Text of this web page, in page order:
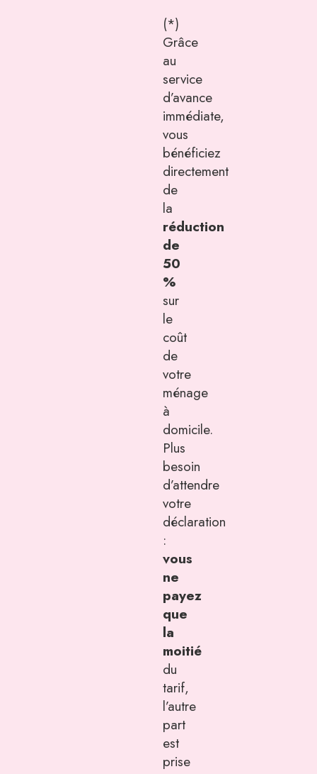
(*)
Grâce
au
service
d’avance
immédiate,
vous
bénéficiez
directement
de
la
réduction
de
50
%
sur
le
coût
de
votre
ménage
à
domicile.
Plus
besoin
d’attendre
votre
déclaration
:
vous
ne
payez
que
la
moitié
du
tarif,
l’autre
part
est
prise